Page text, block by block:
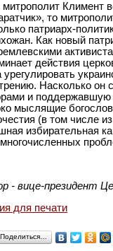
митрополит Климент
то
патриарх-
Как новый
действия
урегулировать
Насколько он
и поддержавшую
мыслящие
(в том числе
избирательная
- вице-президент
для печати
Поделиться…